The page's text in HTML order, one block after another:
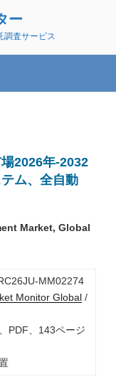
ー
調査サービス
2026年-2032
ム、全自動
Market, Global
MM02274
Monitor Global/
PDF、143ページ